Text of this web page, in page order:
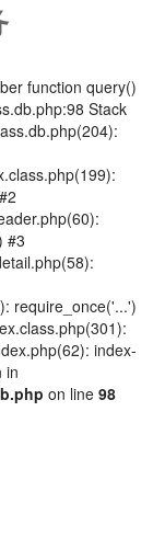
function query()
Stack
#3
require_once('...')
index-
in
on line 98